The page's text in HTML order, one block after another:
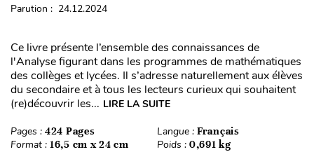
Parution : 24.12.2024
Ce livre présente l’ensemble des connaissances de
l'Analyse figurant dans les programmes de mathématiques
des collèges et lycées. Il s’adresse naturellement aux élèves
du secondaire et à tous les lecteurs curieux qui souhaitent
(re)découvrir les... LIRE LA SUITE
Pages : 424 Pages Langue : Français
Format : 16,5 cm x 24 cm Poids : 0,691 kg